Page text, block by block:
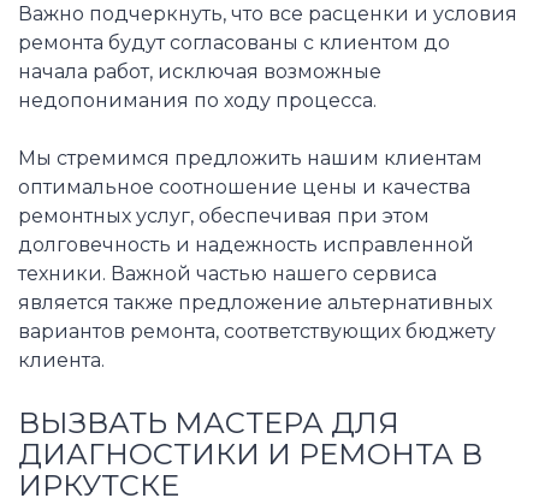
Важно подчеркнуть, что все расценки и условия
ремонта будут согласованы с клиентом до
начала работ, исключая возможные
недопонимания по ходу процесса.
Мы стремимся предложить нашим клиентам
оптимальное соотношение цены и качества
ремонтных услуг, обеспечивая при этом
долговечность и надежность исправленной
техники. Важной частью нашего сервиса
является также предложение альтернативных
вариантов ремонта, соответствующих бюджету
клиента.
ВЫЗВАТЬ МАСТЕРА ДЛЯ
ДИАГНОСТИКИ И РЕМОНТА В
ИРКУТСКЕ